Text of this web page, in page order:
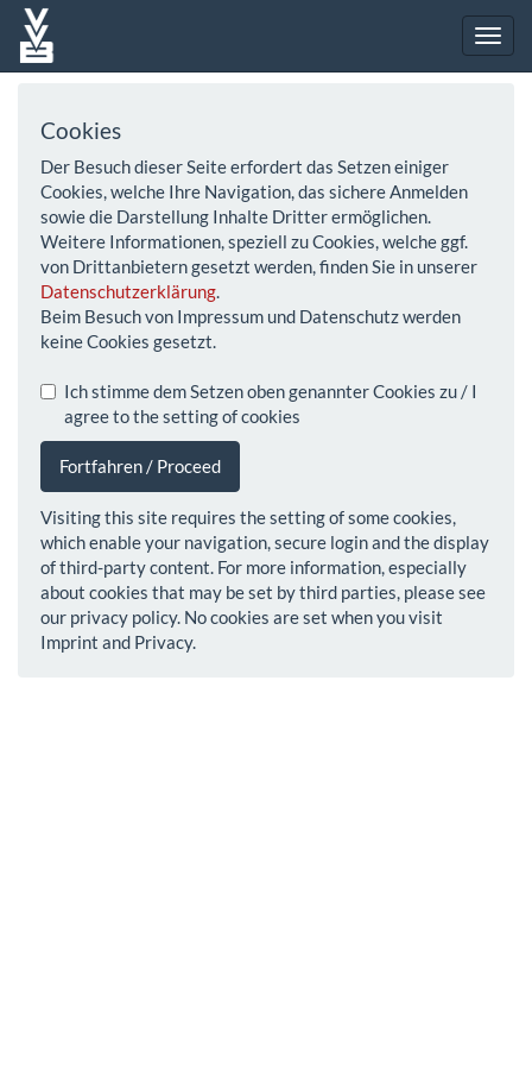
Cookies
Der Besuch dieser Seite erfordert das Setzen einiger
Cookies, welche Ihre Navigation, das sichere Anmelden
sowie die Darstellung Inhalte Dritter ermöglichen.
Weitere Informationen, speziell zu Cookies, welche ggf.
von Drittanbietern gesetzt werden, finden Sie in unserer
Datenschutzerklärung.
Beim Besuch von Impressum und Datenschutz werden
keine Cookies gesetzt.
Ich stimme dem Setzen oben genannter Cookies zu / I
agree to the setting of cookies
Fortfahren / Proceed
Visiting this site requires the setting of some cookies,
which enable your navigation, secure login and the display
of third-party content. For more information, especially
about cookies that may be set by third parties, please see
our privacy policy. No cookies are set when you visit
Imprint and Privacy.